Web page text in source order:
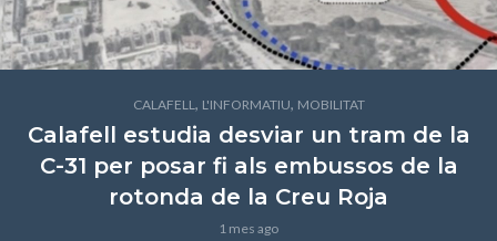
CALAFELL, L'INFORMATIU, MOBILITAT
Calafell estudia desviar un tram de la
C-31 per posar fi als embussos de la
rotonda de la Creu Roja
1 mes ago